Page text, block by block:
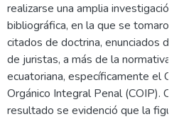
realizarse una amplia investigación
bibliográfica, en la que se tomaron
citados de doctrina, enunciados
de juristas, a más de la normativa
ecuatoriana, específicamente el
Orgánico Integral Penal (COIP).
resultado se evidenció que la